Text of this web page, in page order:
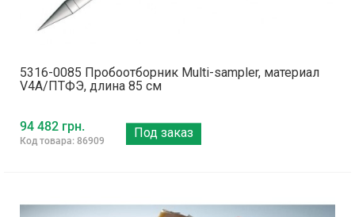
5316-0085 Пробоотборник Multi-sampler, материал
V4A/ПТФЭ, длина 85 см
94 482 грн.
Код товара: 86909
Под заказ